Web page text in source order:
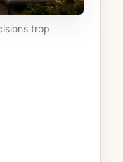
trop